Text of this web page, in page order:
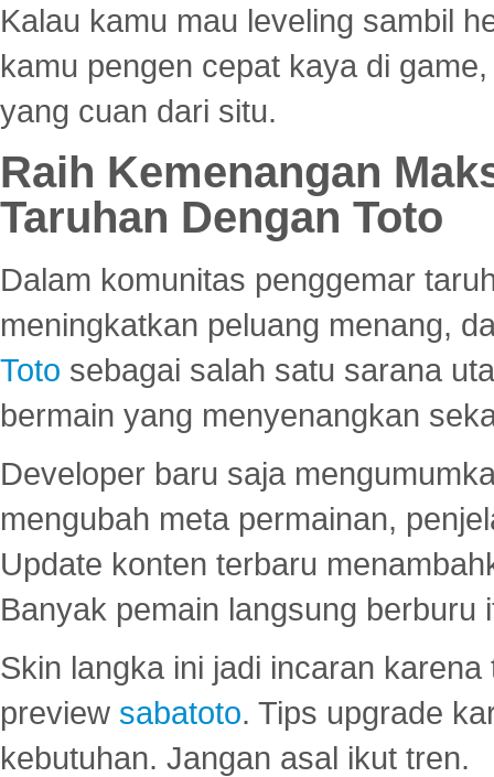
Kalau kamu mau leveling sambil
kamu pengen cepat kaya di
yang cuan dari situ.
Raih Kemenangan
Taruhan Dengan Toto
Dalam komunitas penggemar
meningkatkan peluang menang,
Toto sebagai salah satu sarana
bermain yang menyenangkan
Developer baru saja
mengubah meta permainan,
Update konten terbaru
Banyak pemain langsung berburu
Skin langka ini jadi incaran
preview sabatoto. Tips upgrade
kebutuhan. Jangan asal ikut tren.